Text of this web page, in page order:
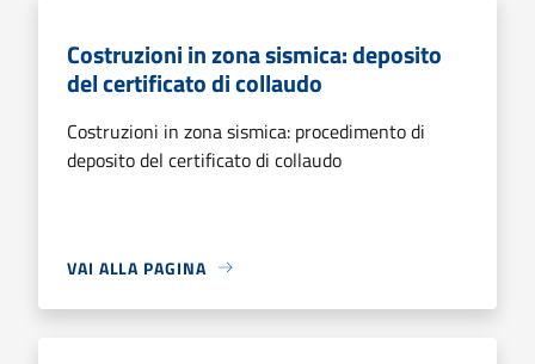
Costruzioni in zona sismica: deposito
del certificato di collaudo
Costruzioni in zona sismica: procedimento di
deposito del certificato di collaudo
VAI ALLA PAGINA